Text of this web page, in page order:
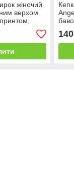
жіночий
верхом
140